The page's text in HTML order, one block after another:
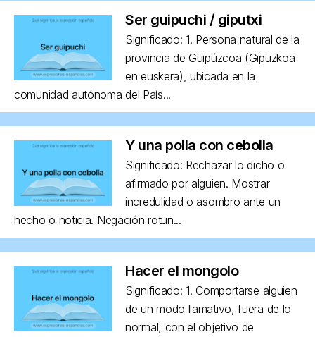
Ser guipuchi / giputxi
Significado: 1. Persona natural de la
provincia de Guipúzcoa (Gipuzkoa
en euskera), ubicada en la
comunidad autónoma del País...
Y una polla con cebolla
Significado: Rechazar lo dicho o
afirmado por alguien. Mostrar
incredulidad o asombro ante un
hecho o noticia. Negación rotun...
Hacer el mongolo
Significado: 1. Comportarse alguien
de un modo llamativo, fuera de lo
normal, con el objetivo de